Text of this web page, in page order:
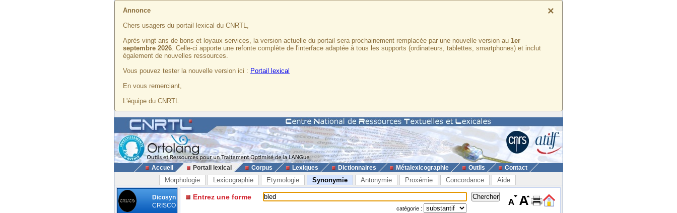
×
Annonce
Chers usagers du portail lexical du CNRTL,
Après vingt ans de bons et loyaux services, la version actuelle du portail sera prochainement remplacée par une nouvelle version au 1er
septembre 2026. Celle-ci apporte une refonte complète de l'interface adaptée à tous les supports (ordinateurs, tablettes, smartphones) et inclut
également de nouvelles ressources.
Vous pouvez tester la nouvelle version ici : Portail lexical
En vous remerciant,
L'équipe du CNRTL
Accueil Portail lexical Corpus Lexiques Dictionnaires Métalexicographie Outils Contact
Morphologie Lexicographie Etymologie Synonymie Antonymie Proxémie Concordance Aide
Dicosyn
CRISCO
Entrez une forme
catégorie :